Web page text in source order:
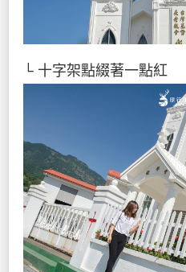
└ 十字架點綴著一點紅